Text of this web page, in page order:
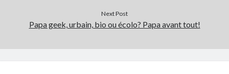
Next Post
Papa geek, urbain, bio ou écolo? Papa avant tout!